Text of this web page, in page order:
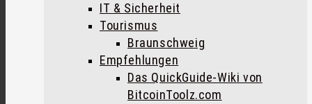
IT & Sicherheit
Tourismus
Braunschweig
Empfehlungen
Das QuickGuide-Wiki von
BitcoinToolz.com